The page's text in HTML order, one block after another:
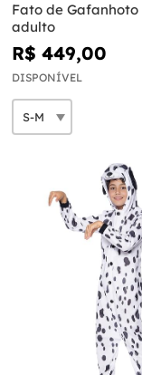
Fato de Gafanhoto
adulto
R$ 449,00
DISPONÍVEL